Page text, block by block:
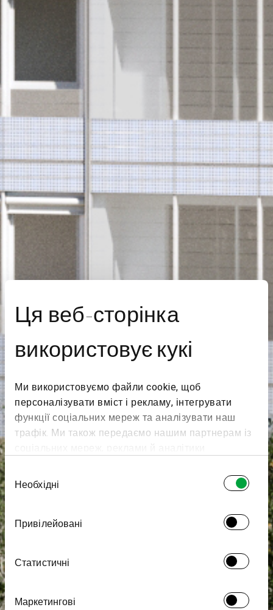
Ця веб-сторінка
використовує кукі
Ми використовуємо файли cookie, щоб
персоналізувати вміст і рекламу, інтегрувати
функції соціальних мереж та аналізувати наш
трафік. Ми також передаємо нашим партнерам із
сайтом. Вони можуть поєднувати її з іншою
інформацією, яку ви їм надали або яку вони
службами.
Вибір
згоди
Необхідні
Привілейовані
Статистичні
Маркетингові